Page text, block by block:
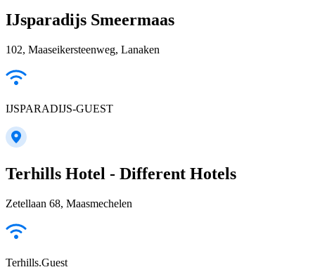
IJsparadijs Smeermaas
102, Maaseikersteenweg, Lanaken
IJSPARADIJS-GUEST
Terhills Hotel - Different Hotels
Zetellaan 68, Maasmechelen
Terhills.Guest